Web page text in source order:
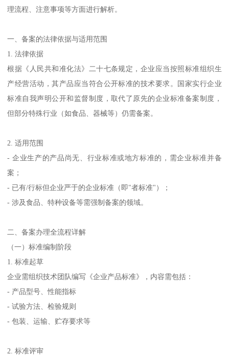
理流程、注意事项等方面进行解析。
一、备案的法律依据与适用范围
1. 法律依据
根据《人民共和准化法》二十七条规定，企业应当按照标准组织生
产经营活动，其产品应当符合公开标准的技术要求。国家实行企业
标准自我声明公开和监督制度，取代了原先的企业标准备案制度，
但部分特殊行业（如食品、器械等）仍需备案。
2. 适用范围
- 企业生产的产品尚无、行业标准或地方标准的，需企业标准并备
案；
- 已有/行标但企业严于的企业标准（即"者标准"）；
- 涉及食品、特种设备等需强制备案的领域。
二、备案办理全流程详解
（一）标准编制阶段
1. 标准起草
企业需组织技术团队编写《企业产品标准》，内容需包括：
- 产品型号、性能指标
- 试验方法、检验规则
- 包装、运输、贮存要求等
2. 标准评审